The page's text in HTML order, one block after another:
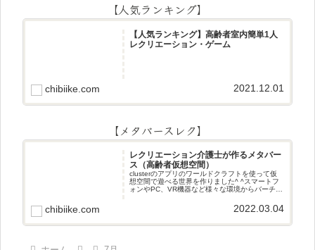
【人気ランキング】
【人気ランキング】高齢者室内簡単1人
レクリエーション・ゲーム
chibiike.com 2021.12.01
【メタバースレク】
レクリエーション介護士が作るメタバー
ス（高齢者仮想空間）
clusterのアプリのワールドクラフトを使って仮
想空間で遊べる世界を作りました^ ^スマートフ
ォンやPC、VR機器など様々な環境からバーチャ
chibiike.com 2022.03.04